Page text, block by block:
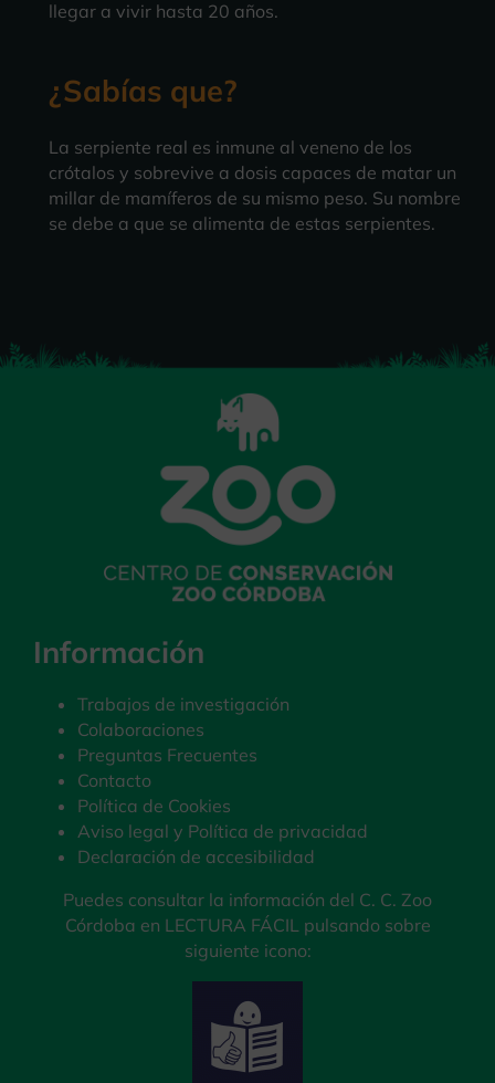
llegar a vivir hasta 20 años.
¿Sabías que?
La serpiente real es inmune al veneno de los
crótalos y sobrevive a dosis capaces de matar un
millar de mamíferos de su mismo peso. Su nombre
se debe a que se alimenta de estas serpientes.
Información
Trabajos de investigación
Colaboraciones
Preguntas Frecuentes
Contacto
Política de Cookies
Aviso legal y Política de privacidad
Declaración de accesibilidad
Puedes consultar la información del C. C. Zoo
Córdoba en LECTURA FÁCIL pulsando sobre
siguiente icono: